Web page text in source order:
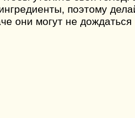
поэтому
они могут не